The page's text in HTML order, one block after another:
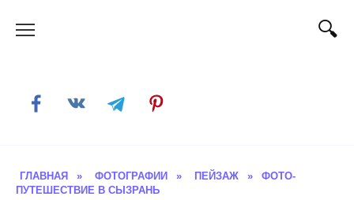
ГЛАВНАЯ » ФОТОГРАФИИ » ПЕЙЗАЖ »
ФОТО-
ПУТЕШЕСТВИЕ В СЫЗРАНЬ